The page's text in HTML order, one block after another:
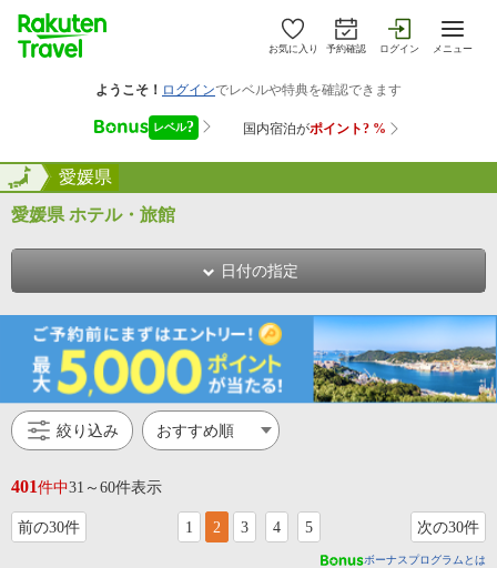
お気に入り 予約確認 ログイン メニュー
全国愛媛県
全国
愛媛県 ホテル・旅館
日付の指定
絞り込み
401件中31～60件表示
前の30件 1 2 3 4 5 次の30件
ボーナスプログラムとは